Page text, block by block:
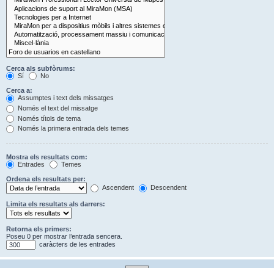
Cerca als subfòrums:
Sí
No
Cerca a:
Assumptes i text dels missatges
Només el text del missatge
Només títols de tema
Només la primera entrada dels temes
Mostra els resultats com:
Entrades
Temes
Ordena els resultats per:
Ascendent
Descendent
Limita els resultats als darrers:
Retorna els primers:
Poseu 0 per mostrar l’entrada sencera.
caràcters de les entrades